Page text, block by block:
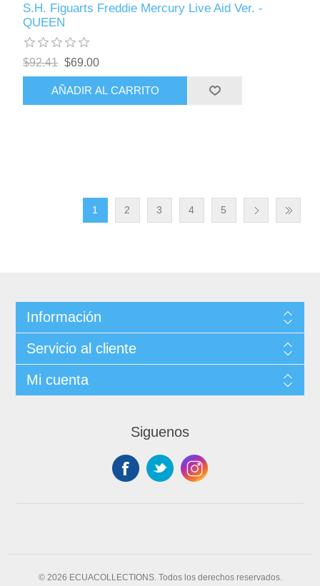
S.H. Figuarts Freddie Mercury Live Aid Ver. -
QUEEN
$92.41 $69.00
AÑADIR AL CARRITO
1 2 3 4 5
Información
Servicio al cliente
Mi cuenta
Siguenos
© 2026 ECUACOLLECTIONS. Todos los derechos reservados.